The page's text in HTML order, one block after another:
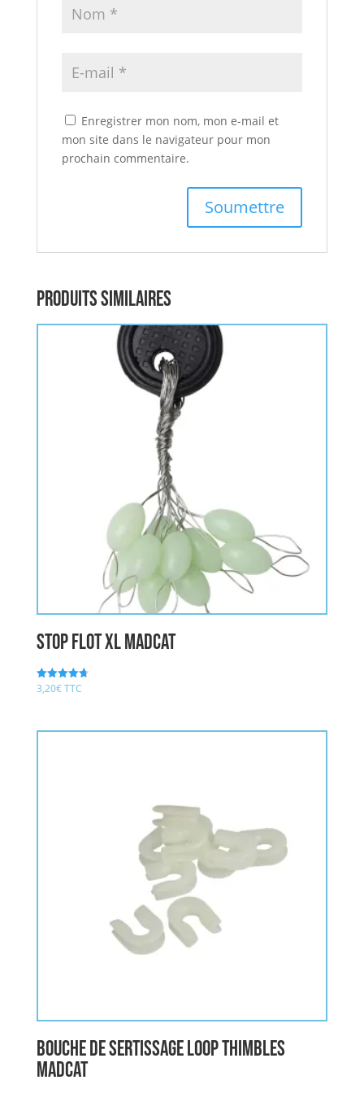
Enregistrer mon nom, mon e-mail et
mon site dans le navigateur pour mon
prochain commentaire.
Produits similaires
Stop Flot XL MADCAT
Note
4.75
3,20€TTC
Bouche de Sertissage LOOP THIMBLES
MADCAT